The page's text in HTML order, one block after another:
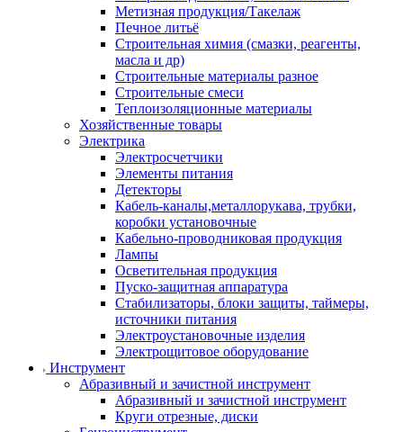
Метизная продукция/Такелаж
Печное литьё
Строительная химия (смазки, реагенты,
масла и др)
Строительные материалы разное
Строительные смеси
Теплоизоляционные материалы
Хозяйственные товары
Электрика
Электросчетчики
Элементы питания
Детекторы
Кабель-каналы,металлорукава, трубки,
коробки установочные
Кабельно-проводниковая продукция
Лампы
Осветительная продукция
Пуско-защитная аппаратура
Стабилизаторы, блоки защиты, таймеры,
источники питания
Электроустановочные изделия
Электрощитовое оборудование
Инструмент
Абразивный и зачистной инструмент
Абразивный и зачистной инструмент
Круги отрезные, диски